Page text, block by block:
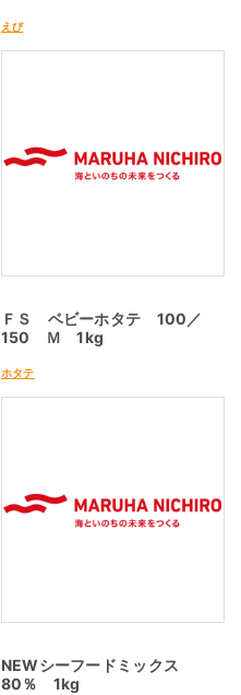
えび
ＦＳ ベビーホタテ 100／
150 Ｍ 1kg
ホタテ
NEWシーフードミックス
80％ 1kg